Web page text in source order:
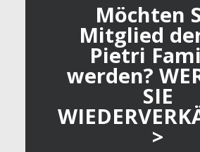
Möchten
Mitglied
Pietri
werden?
SIE
>